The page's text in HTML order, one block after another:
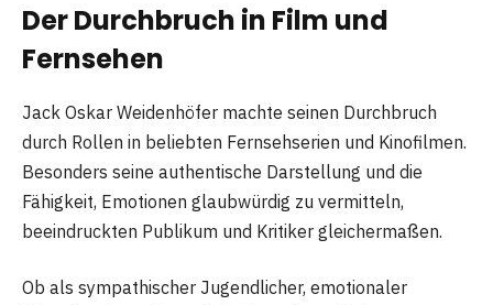
Der Durchbruch in Film und
Fernsehen
Jack Oskar Weidenhöfer machte seinen Durchbruch
durch Rollen in beliebten Fernsehserien und Kinofilmen.
Besonders seine authentische Darstellung und die
Fähigkeit, Emotionen glaubwürdig zu vermitteln,
beeindruckten Publikum und Kritiker gleichermaßen.
Ob als sympathischer Jugendlicher, emotionaler